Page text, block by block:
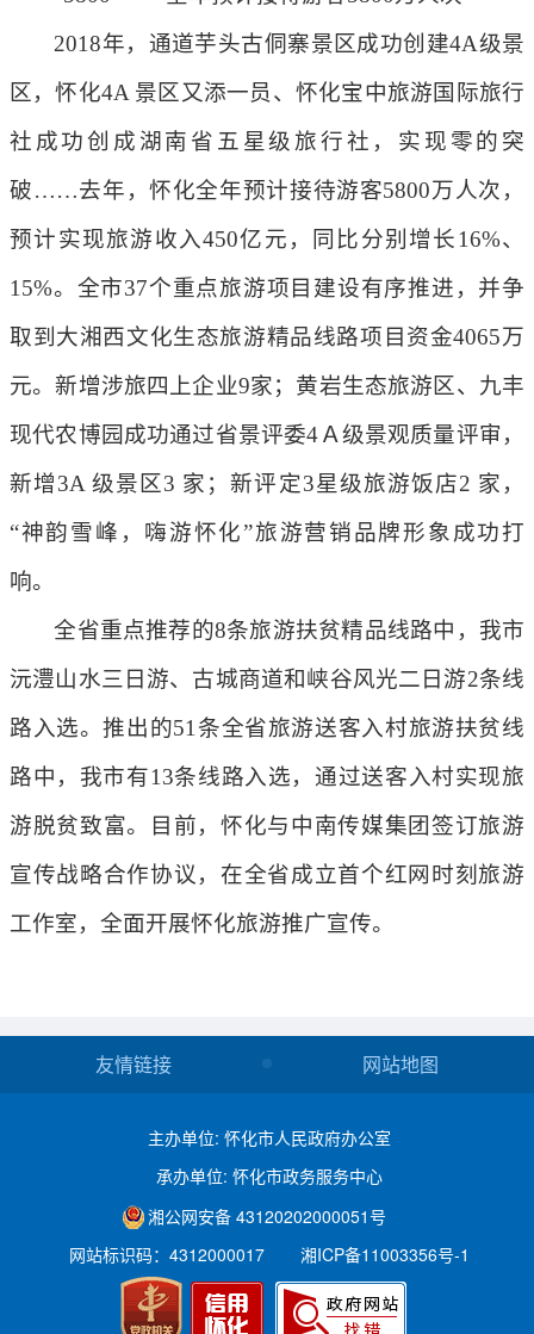
2018年，通道芋头古侗寨景区成功创建4A级景
区，怀化4A 景区又添一员、怀化宝中旅游国际旅行
社成功创成湖南省五星级旅行社，实现零的突
破……去年，怀化全年预计接待游客5800万人次，
预计实现旅游收入450亿元，同比分别增长16%、
15%。全市37个重点旅游项目建设有序推进，并争
取到大湘西文化生态旅游精品线路项目资金4065万
元。新增涉旅四上企业9家；黄岩生态旅游区、九丰
现代农博园成功通过省景评委4Ａ级景观质量评审，
新增3A 级景区3 家；新评定3星级旅游饭店2 家，
“神韵雪峰，嗨游怀化”旅游营销品牌形象成功打
响。
全省重点推荐的8条旅游扶贫精品线路中，我市
沅澧山水三日游、古城商道和峡谷风光二日游2条线
路入选。推出的51条全省旅游送客入村旅游扶贫线
路中，我市有13条线路入选，通过送客入村实现旅
游脱贫致富。目前，怀化与中南传媒集团签订旅游
宣传战略合作协议，在全省成立首个红网时刻旅游
工作室，全面开展怀化旅游推广宣传。
友情链接 网站地图
主办单位: 怀化市人民政府办公室
承办单位: 怀化市政务服务中心
湘公网安备 43120202000051号
网站标识码：4312000017
湘ICP备11003356号-1